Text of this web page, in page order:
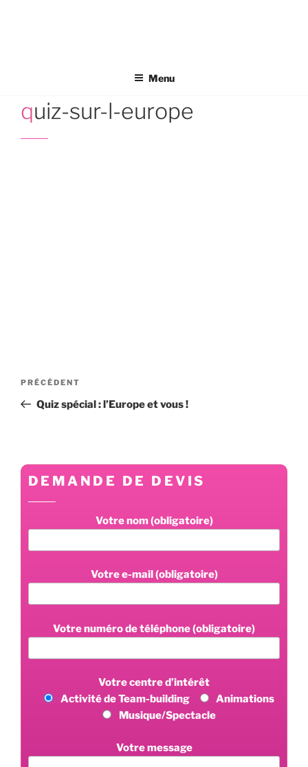
Menu
quiz-sur-l-europe
Navigation
l’article
Article
précédent
PRÉCÉDENT
Quiz spécial : l’Europe et vous !
DEMANDE DE DEVIS
Votre nom (obligatoire)
Votre e-mail (obligatoire)
Votre numéro de téléphone (obligatoire)
Votre centre d’intérêt
Activité de Team-building
Animations
Musique/Spectacle
Votre message